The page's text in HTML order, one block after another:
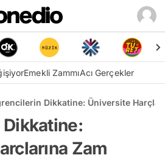
Emekli ZammıAcı Gerçekler
Dikkatine: Üniversite
Zam